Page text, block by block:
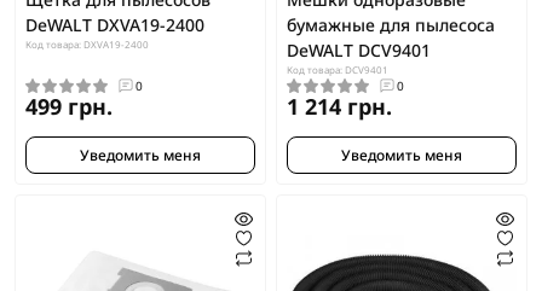
DeWALT DXVA19-2400
Код товара: DXVA19-2400
0
499 грн.
Уведомить меня
бумажные для пылесоса
DeWALT DCV9401
Код товара: DCV9401
0
1 214 грн.
Уведомить меня